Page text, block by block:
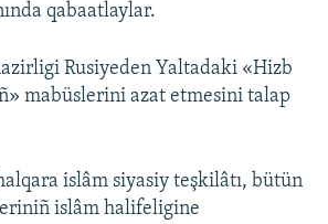
qabaatlaylar.
Rusiyeden Yaltadaki «Hizb
mabüslerini azat etmesini talap
islâm siyasiy teşkilâtı, bütün
islâm halifeligine